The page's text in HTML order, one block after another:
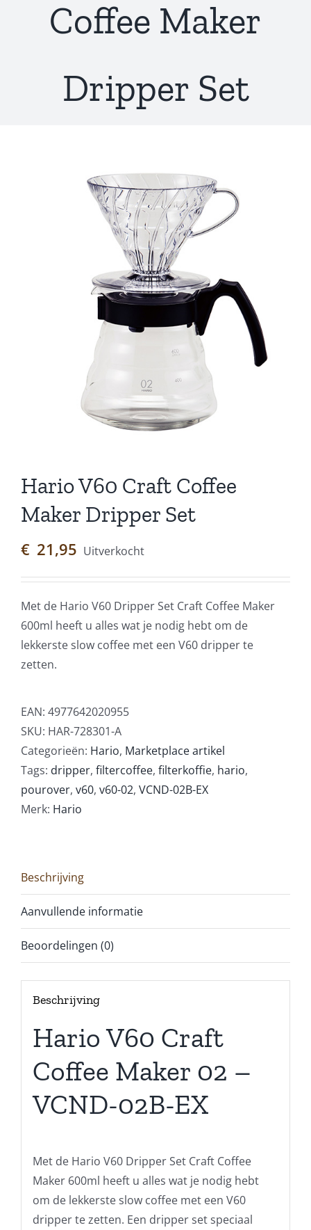
Coffee Maker
Dripper Set
Hario V60 Craft Coffee
Maker Dripper Set
€ 21,95 Uitverkocht
Met de Hario V60 Dripper Set Craft Coffee Maker
600ml heeft u alles wat je nodig hebt om de
lekkerste slow coffee met een V60 dripper te
zetten.
EAN: 4977642020955
SKU: HAR-728301-A
Categorieën: Hario, Marketplace artikel
Tags: dripper, filtercoffee, filterkoffie, hario,
pourover, v60, v60-02, VCND-02B-EX
Merk: Hario
Beschrijving
Aanvullende informatie
Beoordelingen (0)
Beschrijving
Hario V60 Craft
Coffee Maker 02 –
VCND-02B-EX
Met de Hario V60 Dripper Set Craft Coffee
Maker 600ml heeft u alles wat je nodig hebt
om de lekkerste slow coffee met een V60
dripper te zetten. Een dripper set speciaal